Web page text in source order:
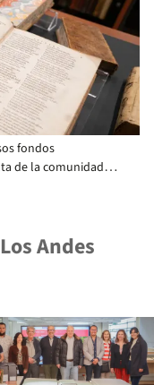
fondos
de la comunidad
Andes